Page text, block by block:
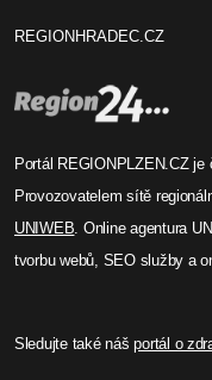
REGIONHRADEC.CZ
Portál REGIONPLZEN.CZ
Provozovatelem sítě
UNIWEB . Online agentura
tvorbu webů, SEO služby a
Sledujte také nášportál o